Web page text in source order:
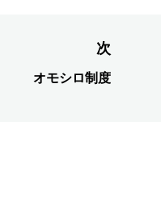
次
次
オモシロ制度